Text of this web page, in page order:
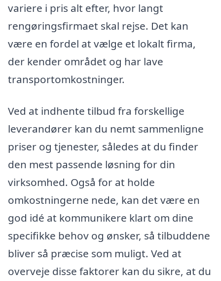
variere i pris alt efter, hvor langt
rengøringsfirmaet skal rejse. Det kan
være en fordel at vælge et lokalt firma,
der kender området og har lave
transportomkostninger.
Ved at indhente tilbud fra forskellige
leverandører kan du nemt sammenligne
priser og tjenester, således at du finder
den mest passende løsning for din
virksomhed. Også for at holde
omkostningerne nede, kan det være en
god idé at kommunikere klart om dine
specifikke behov og ønsker, så tilbuddene
bliver så præcise som muligt. Ved at
overveje disse faktorer kan du sikre, at du